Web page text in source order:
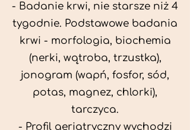
- Badanie krwi, nie starsze niż 4
tygodnie. Podstawowe badania
krwi - morfologia, biochemia
(nerki, wątroba, trzustka),
jonogram (wapń, fosfor, sód,
potas, magnez, chlorki),
tarczyca.
- Profil geriatryczny wychodzi